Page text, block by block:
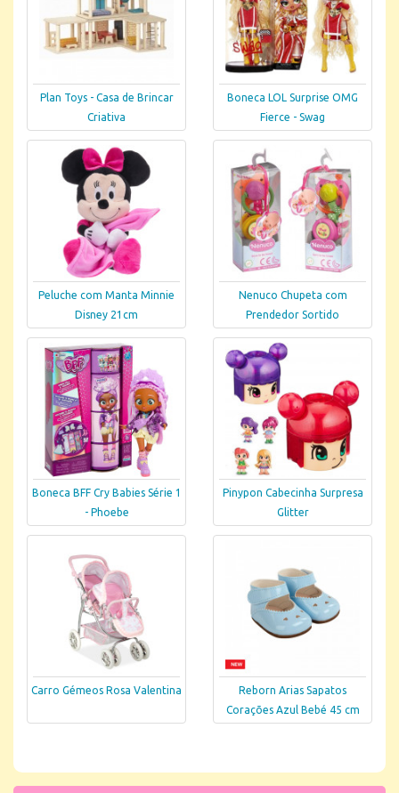
Plan Toys - Casa de Brincar
Criativa
Boneca LOL Surprise OMG
Fierce - Swag
Peluche com Manta Minnie
Disney 21cm
Nenuco Chupeta com
Prendedor Sortido
Boneca BFF Cry Babies Série 1
- Phoebe
Pinypon Cabecinha Surpresa
Glitter
Carro Gémeos Rosa Valentina
Reborn Arias Sapatos
Corações Azul Bebé 45 cm